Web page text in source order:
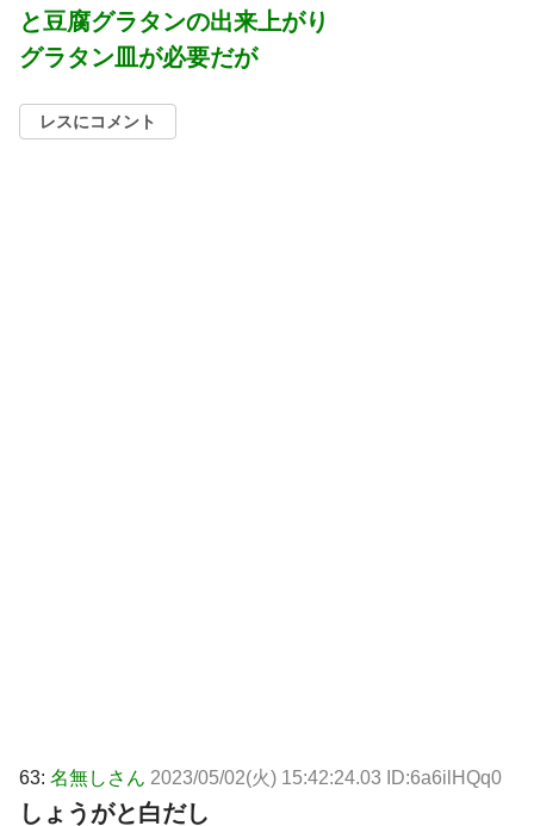
と豆腐グラタンの出来上がり
グラタン皿が必要だが
レスにコメント
63: 名無しさん 2023/05/02(火) 15:42:24.03 ID:6a6ilHQq0
しょうがと白だし